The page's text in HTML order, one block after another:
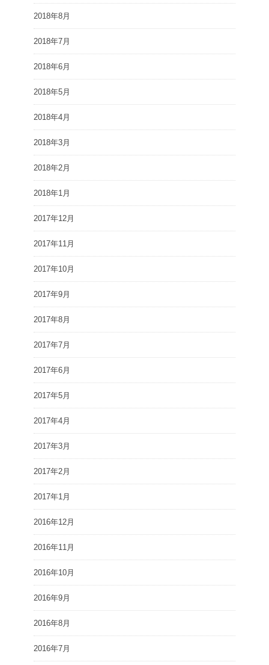
2018年8月
2018年7月
2018年6月
2018年5月
2018年4月
2018年3月
2018年2月
2018年1月
2017年12月
2017年11月
2017年10月
2017年9月
2017年8月
2017年7月
2017年6月
2017年5月
2017年4月
2017年3月
2017年2月
2017年1月
2016年12月
2016年11月
2016年10月
2016年9月
2016年8月
2016年7月